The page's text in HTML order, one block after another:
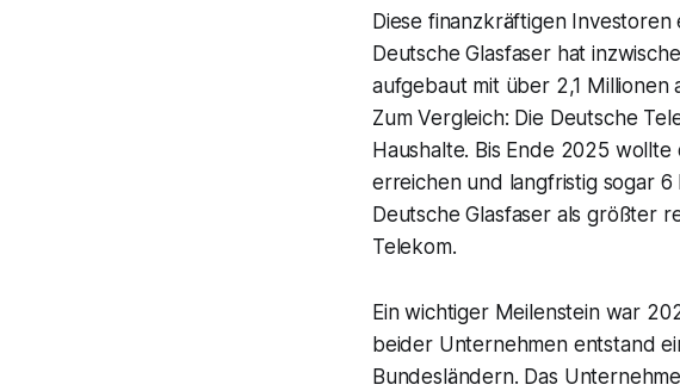
Diese finanzkräftigen Investoren
Deutsche Glasfaser hat
aufgebaut mit über 2,1 Millionen
Zum Vergleich: Die Deutsche
Haushalte. Bis Ende 2025
erreichen und langfristig sogar 6
Deutsche Glasfaser als größter
Telekom.
Ein wichtiger Meilenstein war
beider Unternehmen entstand
Bundesländern. Das